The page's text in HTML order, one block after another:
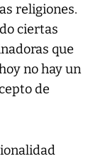
religiones.
ciertas
que
no hay un
de